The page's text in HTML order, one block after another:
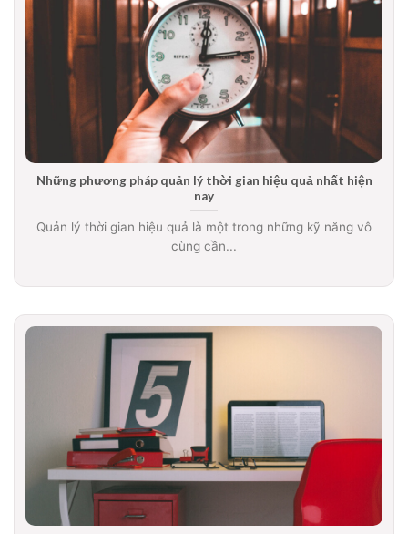
Những phương pháp quản lý thời gian hiệu quả nhất hiện
nay
Quản lý thời gian hiệu quả là một trong những kỹ năng vô
cùng cần...